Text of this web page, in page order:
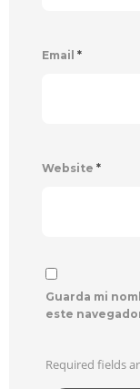
Email *
Website *
Guarda mi
este
Required fields